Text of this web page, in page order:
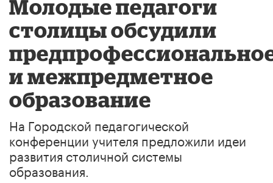
Молодые педагоги
столицы обсудили
и межпредметное
образование
На Городской педагогической
конференции учителя предложили идеи
развития столичной системы
образования.